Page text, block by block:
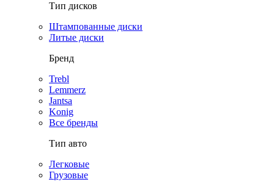
Тип дисков
Штампованные диски
Литые диски
Бренд
Trebl
Lemmerz
Jantsa
Konig
Все бренды
Тип авто
Легковые
Грузовые